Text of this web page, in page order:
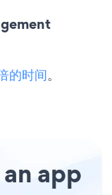
的时间。
app